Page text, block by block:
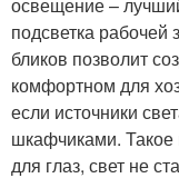
подсветка рабочей
бликов позволит
комфортном для
если источники
шкафчиками.
для глаз, свет не